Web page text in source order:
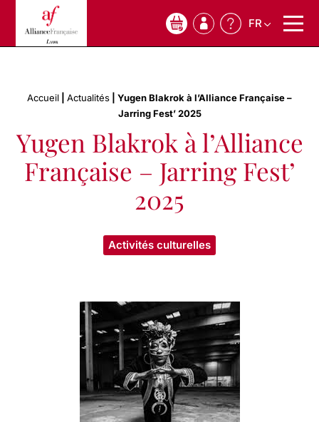
0 FR
Accueil Actualités
Yugen Blakrok à l’Alliance Française –
Jarring Fest’ 2025
Yugen Blakrok à l’Alliance
Française – Jarring Fest’
2025
Activités culturelles